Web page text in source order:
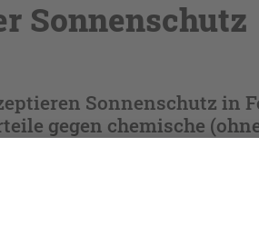
Sonnenschutz
Sonnenschutz in
gegen chemische